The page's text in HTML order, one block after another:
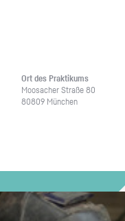
Ort des Prak­ti­kums
Moo­sa­cher Stra­ße 80
80809 Mün­chen